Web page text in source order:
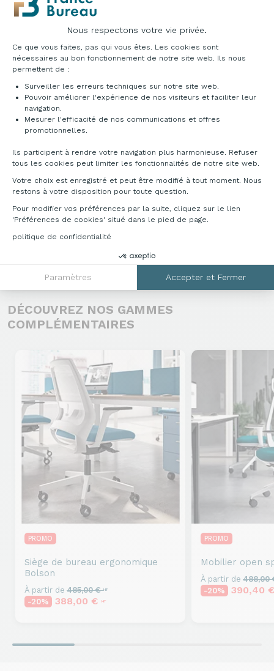
Nous respectons votre vie privée.
Plateforme de Gestion du Consentement :
Ce que vous faites, pas qui vous êtes. Les cookies sont
nécessaires au bon fonctionnement de notre site web. Ils nous
permettent de :
Surveiller les erreurs techniques sur notre site web.
Pouvoir améliorer l'expérience de nos visiteurs et faciliter leur
navigation.
Mesurer l'efficacité de nos communications et offres
promotionnelles.
Ils participent à rendre votre navigation plus harmonieuse. Refuser
tous les cookies peut limiter les fonctionnalités de notre site web.
Votre choix est enregistré et peut être modifié à tout moment. Nous
restons à votre disposition pour toute question.
Pour modifier vos préférences par la suite, cliquez sur le lien
'Préférences de cookies' situé dans le pied de page.
politique de confidentialité
Paramètres Accepter et Fermer
Axeptio consent
DÉCLINAISONS & TARIFS
Accédez au catalogue ci-dessous pour découvrir
les multitudes de possibilités qu'offre cette
gamme. Pour toutes informations
04 76 96 82 06ou sur info@francebureau.com
Télécharger la documentation
DÉCOUVREZ NOS GAMMES
COMPLÉMENTAIRES
PROMO
Siège de bureau ergonomique
Bolson
À partir de 485,00 €HT
-20% 388,00 € HT
PROMO
Mobilier open
À partir de 488,00
-20%
390,40